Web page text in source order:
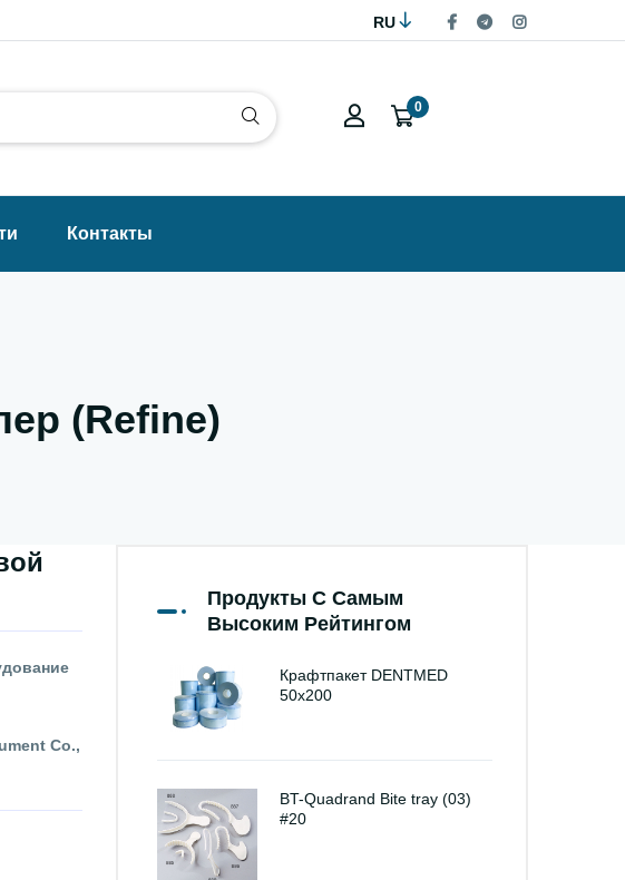
RU
0
Контакты
(Refine)
Co.,
Продукты С Самым
Высоким Рейтингом
Крафтпакет DENTMED
50х200
BT-Quadrand Bite tray (03)
#20